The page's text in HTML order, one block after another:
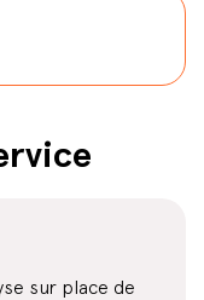
sur place de